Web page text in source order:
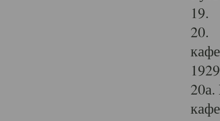
19.
20.